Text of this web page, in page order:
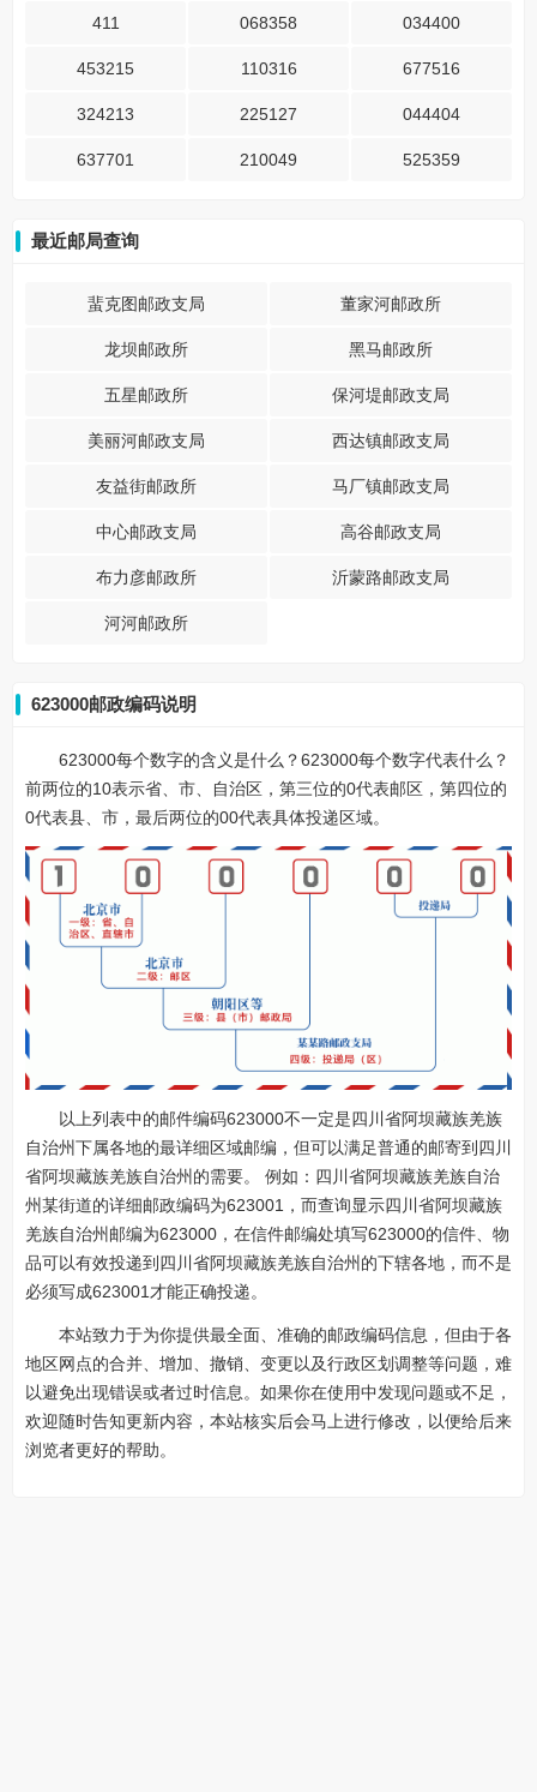
411 068358 034400
453215 110316 677516
324213 225127 044404
637701 210049 525359
最近邮局查询
蜚克图邮政支局 董家河邮政所
龙坝邮政所 黑马邮政所
五星邮政所 保河堤邮政支局
美丽河邮政支局 西达镇邮政支局
友益街邮政所 马厂镇邮政支局
中心邮政支局 高谷邮政支局
布力彦邮政所 沂蒙路邮政支局
河河邮政所
623000邮政编码说明
623000每个数字的含义是什么？623000每个数字代表什么？
前两位的10表示省、市、自治区，第三位的0代表邮区，第四位的
0代表县、市，最后两位的00代表具体投递区域。
以上列表中的邮件编码623000不一定是四川省阿坝藏族羌族
自治州下属各地的最详细区域邮编，但可以满足普通的邮寄到四川
省阿坝藏族羌族自治州的需要。 例如：四川省阿坝藏族羌族自治
州某街道的详细邮政编码为623001，而查询显示四川省阿坝藏族
羌族自治州邮编为623000，在信件邮编处填写623000的信件、物
品可以有效投递到四川省阿坝藏族羌族自治州的下辖各地，而不是
必须写成623001才能正确投递。
本站致力于为你提供最全面、准确的邮政编码信息，但由于各
地区网点的合并、增加、撤销、变更以及行政区划调整等问题，难
以避免出现错误或者过时信息。如果你在使用中发现问题或不足，
欢迎随时告知更新内容，本站核实后会马上进行修改，以便给后来
浏览者更好的帮助。